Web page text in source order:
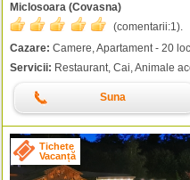
Miclosoara (Covasna)
(comentarii:1).
Cazare: Camere, Apartament - 20
Servicii: Restaurant, Cai, Animale
Suna
Tichete
Vacanță